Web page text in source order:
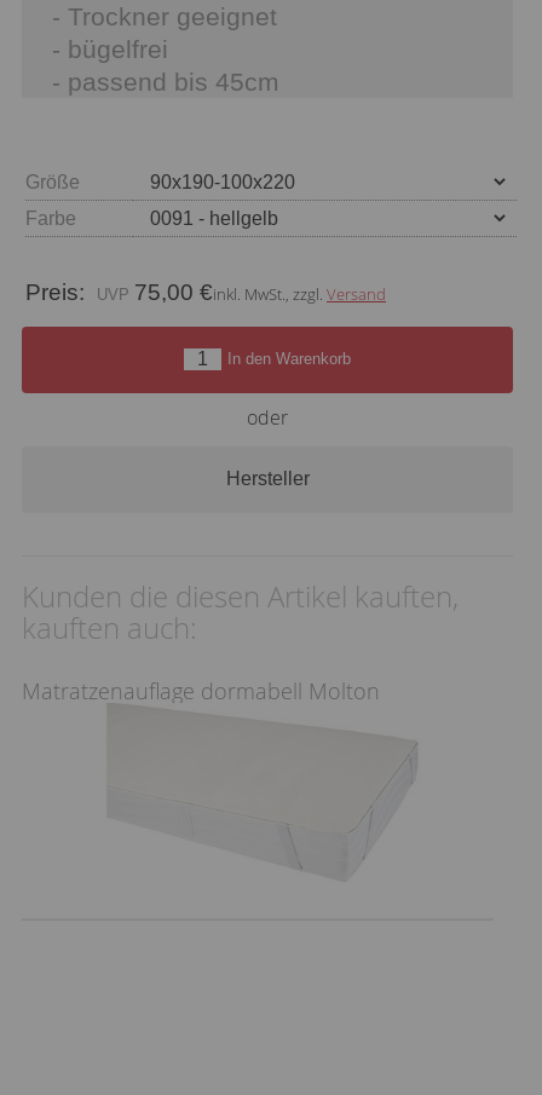
- Trockner geeignet
- bügelfrei
- passend bis 45cm
Größe
Farbe
Preis: 75,00 €inkl. MwSt., zzgl. Versand
In den Warenkorb
oder
Hersteller
Kunden die diesen Artikel kauften,
kauften auch:
Matratzenauflage dormabell Molton